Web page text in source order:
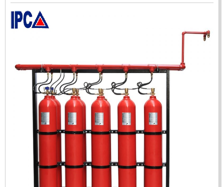
ĐẦU BÁO TIA LỬA IR3 RX500 CHỐNG CHÁY NỔ TIÊU
CHUẨN FM HÀN QUỐC
LIÊN HỆ
Mã sản phẩm: RX500